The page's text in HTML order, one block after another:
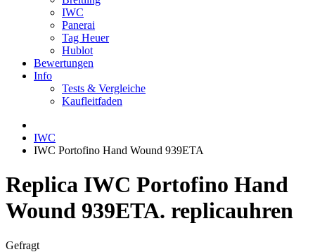
IWC
Panerai
Tag Heuer
Hublot
Bewertungen
Info
Tests & Vergleiche
Kaufleitfaden
IWC
IWC Portofino Hand Wound 939ETA
Replica IWC Portofino Hand
Wound 939ETA. replicauhren
Gefragt